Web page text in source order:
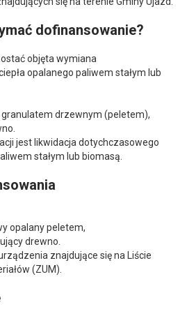
dofinansowanie?
objęta wymiana
opalanego paliwem stałym lub
granulatem drzewnym (peletem),
jest likwidacja dotychczasowego
stałym lub biomasą.
opalany peletem,
drewno.
znajdujące się na Liście
(ZUM).